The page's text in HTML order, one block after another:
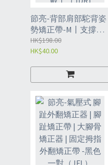
節亮-背部肩部駝背姿
勢矯正帶-M丨支撐龍
骨丨改善駝背丨仿人
體脊椎塑板矯正丨前
HK$198.00
HK$40.00